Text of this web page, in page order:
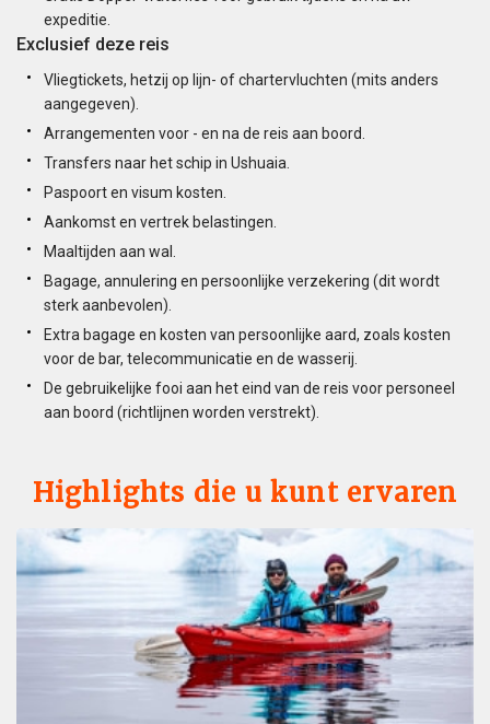
expeditie.
Exclusief deze reis
Vliegtickets, hetzij op lijn- of chartervluchten (mits anders
aangegeven).
Arrangementen voor - en na de reis aan boord.
Transfers naar het schip in Ushuaia.
Paspoort en visum kosten.
Aankomst en vertrek belastingen.
Maaltijden aan wal.
Bagage, annulering en persoonlijke verzekering (dit wordt
sterk aanbevolen).
Extra bagage en kosten van persoonlijke aard, zoals kosten
voor de bar, telecommunicatie en de wasserij.
De gebruikelijke fooi aan het eind van de reis voor personeel
aan boord (richtlijnen worden verstrekt).
Highlights die u kunt ervaren